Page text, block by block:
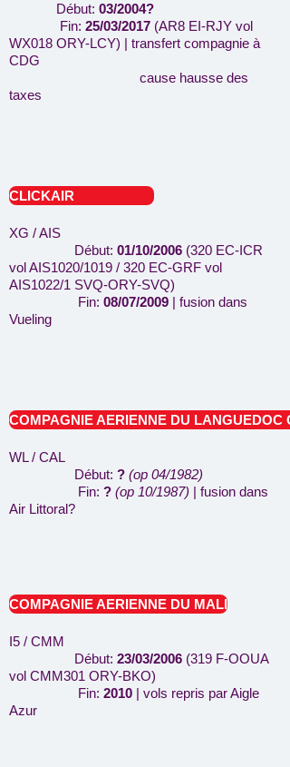
Début: 03/2004?
Fin: 25/03/2017 (AR8 EI-RJY vol
WX018 ORY-LCY) | transfert compagnie à
CDG
cause hausse des
taxes
CLICKAIR
XG / AIS
Début: 01/10/2006 (320 EC-ICR
vol AIS1020/1019 / 320 EC-GRF vol
AIS1022/1 SVQ-ORY-SVQ)
Fin: 08/07/2009 | fusion dans
Vueling
COMPAGNIE AERIENNE DU LANGUEDOC
WL / CAL
Début: ? (op 04/1982)
Fin: ? (op 10/1987) | fusion dans
Air Littoral?
COMPAGNIE AERIENNE DU MALI
I5 / CMM
Début: 23/03/2006 (319 F-OOUA
vol CMM301 ORY-BKO)
Fin: 2010 | vols repris par Aigle
Azur